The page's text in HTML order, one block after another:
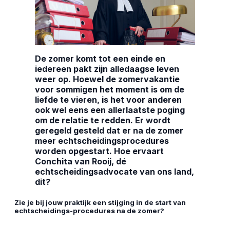
De zomer komt tot een einde en
iedereen pakt zijn alledaagse leven
weer op. Hoewel de zomervakantie
voor sommigen het moment is om de
liefde te vieren, is het voor anderen
ook wel eens een allerlaatste poging
om de relatie te redden. Er wordt
geregeld gesteld dat er na de zomer
meer echtscheidingsprocedures
worden opgestart. Hoe ervaart
Conchita van Rooij, dé
echtscheidingsadvocate van ons land,
dit?
Zie je bij jouw praktijk een stijging in de start van
echtscheidings-procedures na de zomer?